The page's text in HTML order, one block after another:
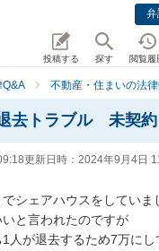
弁
投稿する 探す 閲覧履
Q&A 不動産・住まいの法
去トラブル 未契約
更新日時： 2024年9月4日
シェアハウスをしていま
と言われたのですが
人が退去するため7万に